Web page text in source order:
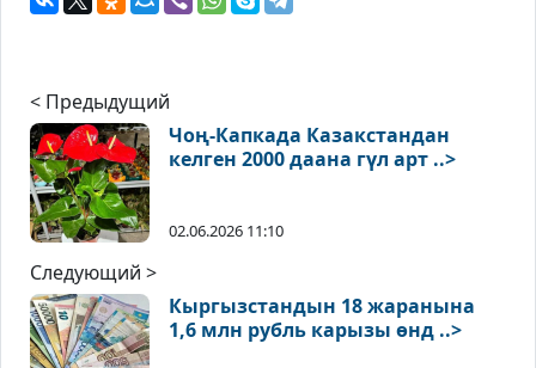
< Предыдущий
Чоң-Капкада Казакстандан
келген 2000 даана гүл арт ..>
02.06.2026 11:10
Следующий >
Кыргызстандын 18 жаранына
1,6 млн рубль карызы өнд ..>